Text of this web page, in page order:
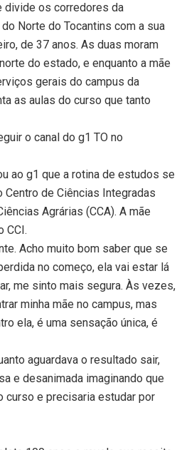
divide os corredores da
Norte do Tocantins com a sua
de 37 anos. As duas moram
do estado, e enquanto a mãe
gerais do campus da
as aulas do curso que tanto
o canal do g1 TO no
ao g1 que a rotina de estudos se
Centro de Ciências Integradas
Agrárias (CCA). A mãe
CCI.
Acho muito bom saber que se
no começo, ela vai estar lá
me sinto mais segura. Às vezes,
minha mãe no campus, mas
ela, é uma sensação única, é
aguardava o resultado sair,
e desanimada imaginando que
curso e precisaria estudar por